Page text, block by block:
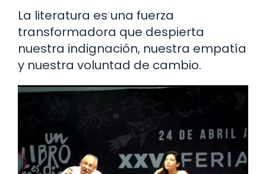
La literatura es una fuerza
transformadora que despierta
nuestra indignación, nuestra empatía
y nuestra voluntad de cambio.